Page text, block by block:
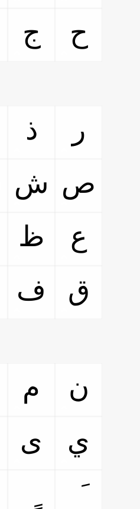
ج ح
ذ
ر
ش ص
ظ
ع
ف ق
م
ن
ى ي